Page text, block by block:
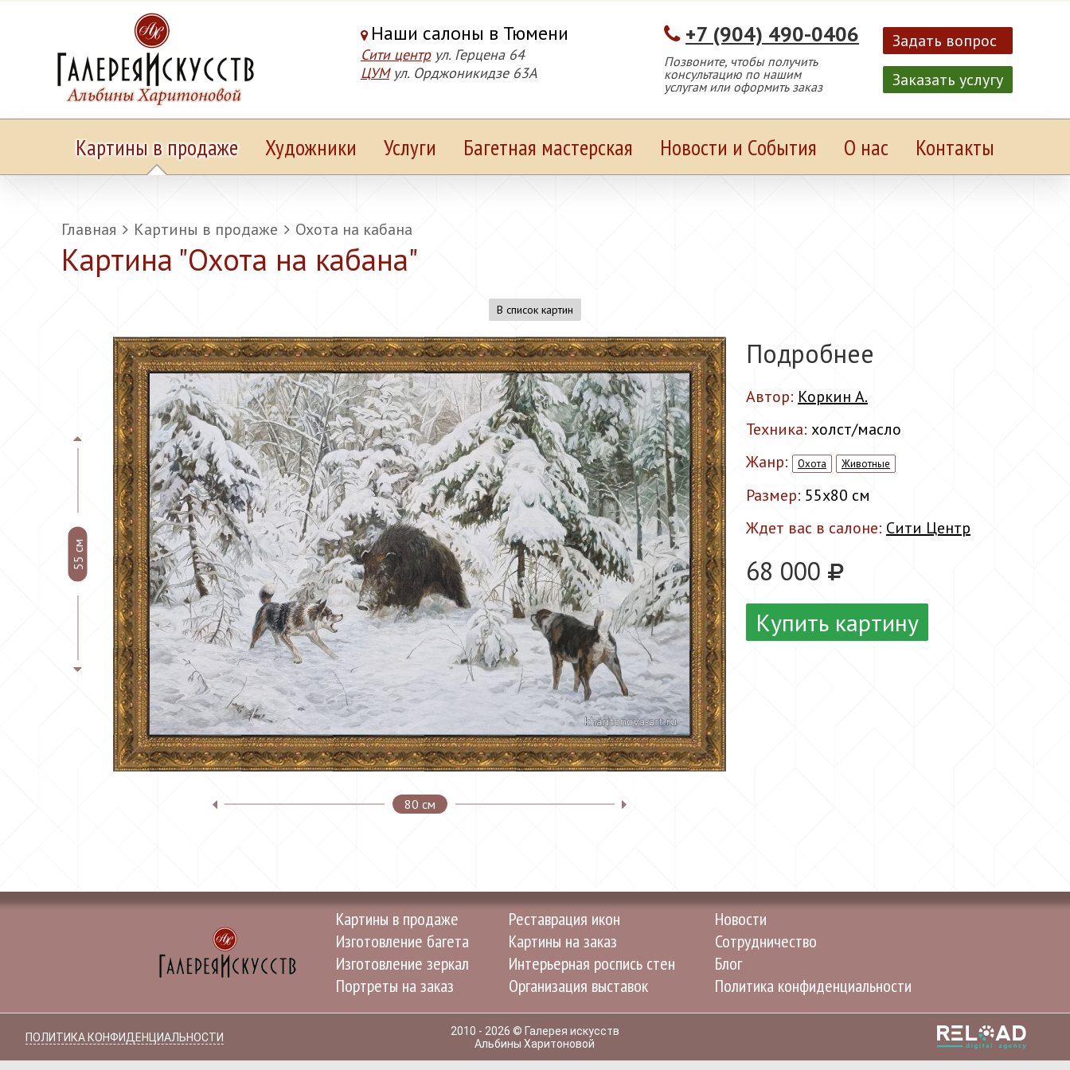
Задать вопрос
Заказать услугу
+7 (904) 490-0406
Позвоните, чтобы получить
консультацию по нашим
услугам или оформить заказ
Наши салоны в Тюмени
Сити центр ул. Герцена 64
ЦУМ ул. Орджоникидзе 63А
Картины в продаже Художники Услуги Багетная мастерская Новости и События О нас Контакты
Главная Картины в продаже Охота на кабана
Картина "Охота на кабана"
В список картин
80 см
55 см
Подробнее
Автор: Коркин А.
Техника: холст/масло
Жанр:
Охота Животные
Размер: 55x80 см
Ждет вас в салоне: Сити Центр
68 000
Купить картину
Картины в продаже
Изготовление багета
Изготовление зеркал
Портреты на заказ
Реставрация икон
Картины на заказ
Интерьерная роспись стен
Организация выставок
Новости
Сотрудничество
Блог
Политика конфиденциальности
ПОЛИТИКА КОНФИДЕНЦИАЛЬНОСТИ
2010 - 2026 © Галерея искусств
Альбины Харитоновой